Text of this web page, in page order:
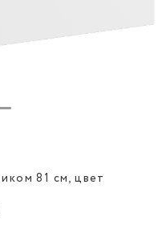
81 см, цвет